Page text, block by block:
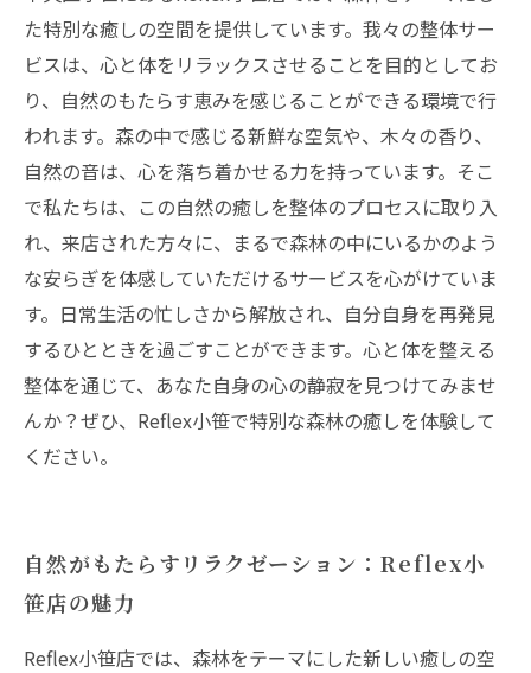
Reflex小笹店で味わう新しいリラクゼーション
の形
た特別な癒しの空間を提供しています。我々の整体サー
ビスは、心と体をリラックスさせることを目的としてお
り、自然のもたらす恵みを感じることができる環境で行
われます。森の中で感じる新鮮な空気や、木々の香り、
自然の音は、心を落ち着かせる力を持っています。そこ
で私たちは、この自然の癒しを整体のプロセスに取り入
れ、来店された方々に、まるで森林の中にいるかのよう
な安らぎを体感していただけるサービスを心がけていま
す。日常生活の忙しさから解放され、自分自身を再発見
するひとときを過ごすことができます。心と体を整える
整体を通じて、あなた自身の心の静寂を見つけてみませ
んか？ぜひ、Reflex小笹で特別な森林の癒しを体験して
ください。
自然がもたらすリラクゼーション：Reflex小
笹店の魅力
Reflex小笹店では、森林をテーマにした新しい癒しの空